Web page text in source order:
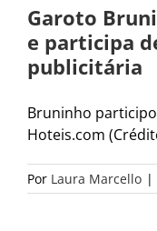
Garoto
e participa
publicitária
Bruninho
Hoteis.com
Por Laura Marcello |